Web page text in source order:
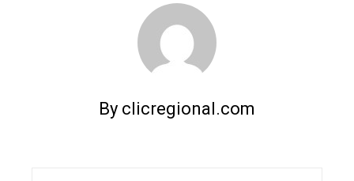
By clicregional.com